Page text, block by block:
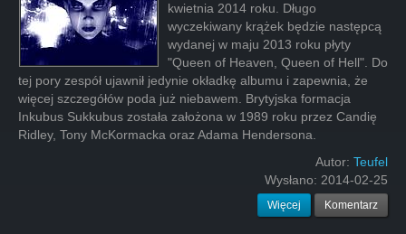
kwietnia 2014 roku. Długo
wyczekiwany krążek będzie następcą
wydanej w maju 2013 roku płyty
"Queen of Heaven, Queen of Hell". Do
tej pory zespół ujawnił jedynie okładkę albumu i zapewnia, że
więcej szczegółów poda już niebawem. Brytyjska formacja
Inkubus Sukkubus została założona w 1989 roku przez Candię
Ridley, Tony McKormacka oraz Adama Hendersona.
Autor: Teufel
Wysłano: 2014-02-25
Więcej Komentarz